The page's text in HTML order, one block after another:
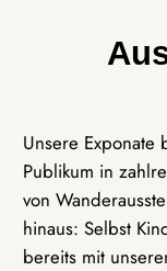
Unsere Exponate
Publikum in
von
hinaus: Selbst
bereits mit